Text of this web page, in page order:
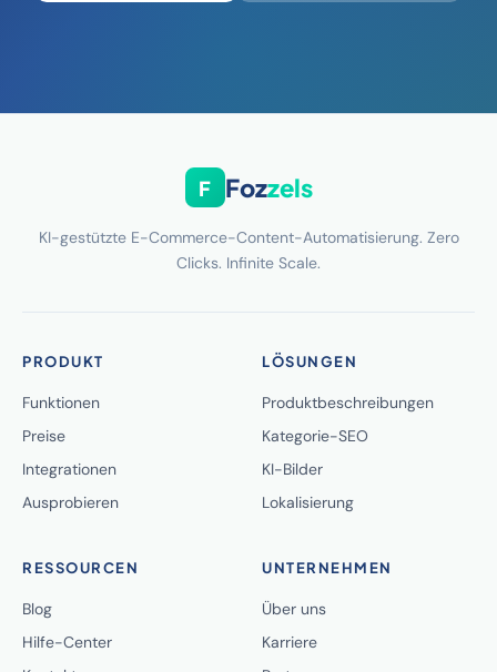
F Fozzels
KI-gestützte E-Commerce-Content-Automatisierung. Zero
Clicks. Infinite Scale.
PRODUKT
Funktionen
Preise
Integrationen
Ausprobieren
LÖSUNGEN
Produktbeschreibungen
Kategorie-SEO
KI-Bilder
Lokalisierung
RESSOURCEN
Blog
Hilfe-Center
UNTERNEHMEN
Über uns
Karriere